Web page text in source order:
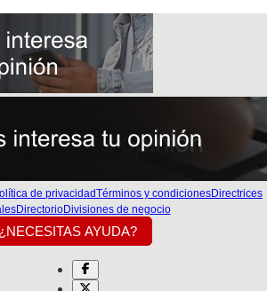
de privacidadTérminos y condicionesDirectrices
DirectorioDivisiones de negocio
¿NECESITAS AYUDA?